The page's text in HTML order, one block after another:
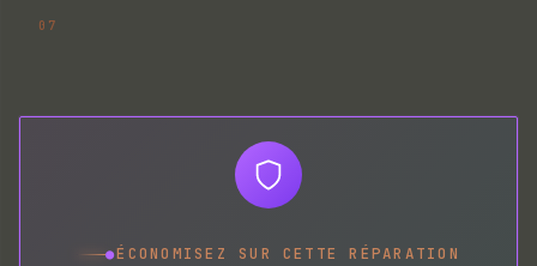
●ÉCONOMISEZ SUR CETTE RÉPARATION